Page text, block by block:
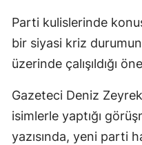
Parti kulislerinde
bir siyasi kriz
üzerinde çalışıldığı
Gazeteci Deniz
isimlerle yaptığı
yazısında, yeni parti